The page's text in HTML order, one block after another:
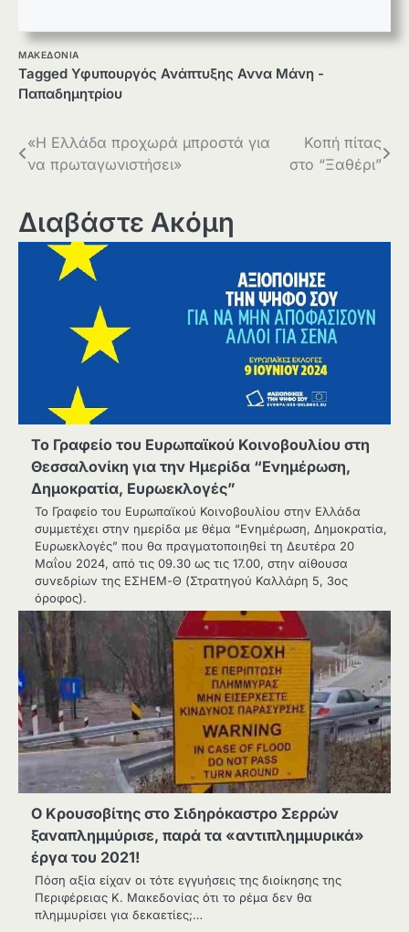
ΜΑΚΕΔΟΝΙΑ
Tagged Υφυπουργός Ανάπτυξης Αννα Μάνη -
Παπαδημητρίου
Πλοήγηση
άρθρων
«Η Ελλάδα προχωρά μπροστά για
να πρωταγωνιστήσει»
Κοπή πίτας
στο “Ξαθέρι”
Διαβάστε Ακόμη
Το Γραφείο του Ευρωπαϊκού Κοινοβουλίου στη
Θεσσαλονίκη για την Ημερίδα “Ενημέρωση,
Δημοκρατία, Ευρωεκλογές”
Το Γραφείο του Ευρωπαϊκού Κοινοβουλίου στην Ελλάδα
συμμετέχει στην ημερίδα με θέμα “Ενημέρωση, Δημοκρατία,
Ευρωεκλογές” που θα πραγματοποιηθεί τη Δευτέρα 20
Μαΐου 2024, από τις 09.30 ως τις 17.00, στην αίθουσα
συνεδρίων της ΕΣΗΕΜ-Θ (Στρατηγού Καλλάρη 5, 3ος
όροφος).
Ο Κρουσοβίτης στο Σιδηρόκαστρο Σερρών
ξαναπλημμύρισε, παρά τα «αντιπλημμυρικά»
έργα του 2021!
Πόση αξία είχαν οι τότε εγγυήσεις της διοίκησης της
Περιφέρειας Κ. Μακεδονίας ότι το ρέμα δεν θα
πλημμυρίσει για δεκαετίες;…